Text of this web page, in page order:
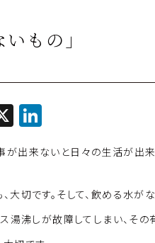
いもの」
X
n
k
e
dI
n
が出来ないと日々の生活が出来
大切です。そして、飲める水が
ス湯沸しが故障してしまい、そ